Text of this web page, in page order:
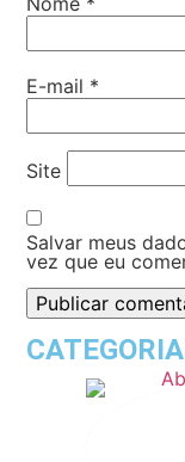
E-mail *
Site
Salvar meus
vez que eu